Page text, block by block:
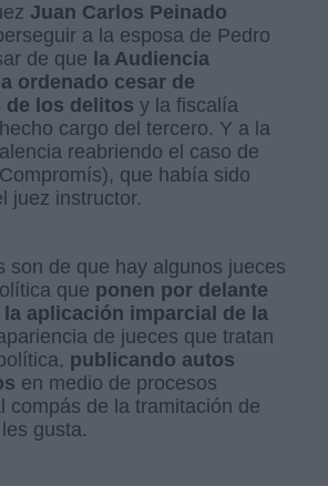
Juan Carlos Peinado
a la esposa de Pedro
de que la Audiencia
ordenado cesar de
de los delitos y la fiscalía
cargo del tercero. Y a la
reabriendo el caso de
que había sido
juez instructor.
son de que hay algunos jueces
que ponen por delante
aplicación imparcial de la
de jueces que tratan
publicando autos
en medio de procesos
compás de la tramitación de
gusta.